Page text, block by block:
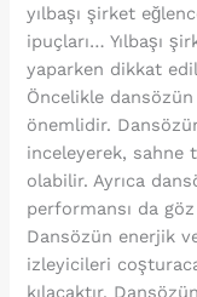
yılbaşı şirket
ipuçları… Yılbaşı
yaparken dikkat
Öncelikle
önemlidir.
inceleyerek, sahne
olabilir. Ayrıca
performansı da
Dansözün enerjik
izleyicileri